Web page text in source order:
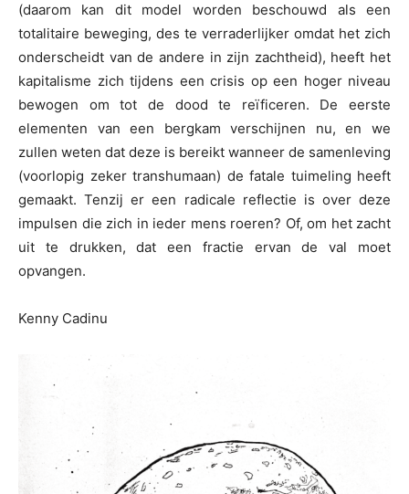
(daarom kan dit model worden beschouwd als een
totalitaire beweging, des te verraderlijker omdat het zich
onderscheidt van de andere in zijn zachtheid), heeft het
kapitalisme zich tijdens een crisis op een hoger niveau
bewogen om tot de dood te reïficeren. De eerste
elementen van een bergkam verschijnen nu, en we
zullen weten dat deze is bereikt wanneer de samenleving
(voorlopig zeker transhumaan) de fatale tuimeling heeft
gemaakt. Tenzij er een radicale reflectie is over deze
impulsen die zich in ieder mens roeren? Of, om het zacht
uit te drukken, dat een fractie ervan de val moet
opvangen.
Kenny Cadinu